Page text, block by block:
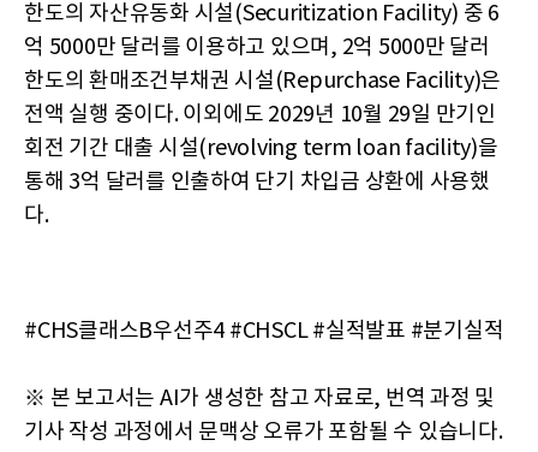
한도의 자산유동화 시설(Securitization Facility) 중 6
억 5000만 달러를 이용하고 있으며, 2억 5000만 달러
한도의 환매조건부채권 시설(Repurchase Facility)은
전액 실행 중이다. 이외에도 2029년 10월 29일 만기인
회전 기간 대출 시설(revolving term loan facility)을
통해 3억 달러를 인출하여 단기 차입금 상환에 사용했
다.
#CHS클래스B우선주4 #CHSCL #실적발표 #분기실적
※ 본 보고서는 AI가 생성한 참고 자료로, 번역 과정 및
기사 작성 과정에서 문맥상 오류가 포함될 수 있습니다.